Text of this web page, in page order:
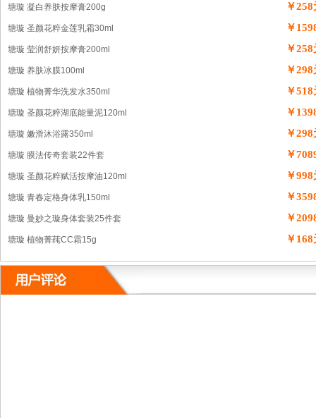
塘璇 凝白养肤按摩膏200g ￥258
塘璇 圣颜花粹金莲乳霜30ml ￥
塘璇 莹润舒妍按摩膏200ml ￥258
塘璇 养肤冰膜100ml ￥298
塘璇 植物菁华洗发水350ml ￥518
塘璇 圣颜花粹湖底能量泥120ml ￥
塘璇 嫩滑沐浴露350ml ￥298
塘璇 膜法传奇套装22件套 ￥
塘璇 圣颜花粹赋活按摩油120ml ￥998
塘璇 青春定格身体乳150ml ￥
塘璇 曼妙之璇身体套装25件套 ￥
塘璇 植物菁莼CC霜15g ￥168